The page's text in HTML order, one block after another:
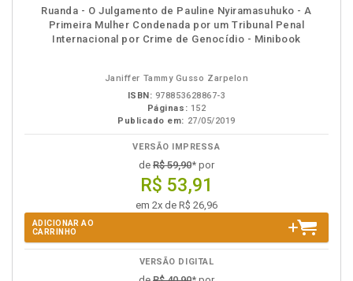
disponível
em
eBook
Disponível
na
B.V.
páginas
Ruanda - O Julgamento de Pauline Nyiramasuhuko - A
Primeira Mulher Condenada por um Tribunal Penal
Internacional por Crime de Genocídio - Minibook
Janiffer Tammy Gusso Zarpelon
ISBN: 978853628867-3
Páginas: 152
Publicado em: 27/05/2019
VERSÃO IMPRESSA
de R$ 59,90* por
R$ 53,91
em 2x de R$ 26,96
ADICIONAR AO
CARRINHO
VERSÃO DIGITAL